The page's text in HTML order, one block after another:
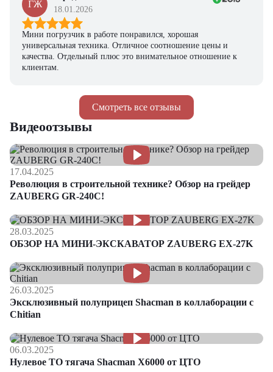
Смотреть все отзывы
ГЖ
18.01.2026
Мини погрузчик в работе понравился, хорошая
универсальная техника. Отличное соотношение цены и
качества. Отдельный плюс это внимательное отношение к
клиентам.
Видеоотзывы
17.04.2025
Революция в строительной технике? Обзор на грейдер
ZAUBERG GR-240C!
28.03.2025
ОБЗОР НА МИНИ-ЭКСКАВАТОР ZAUBERG EX-27K
26.03.2025
Эксклюзивный полуприцеп Shacman в коллаборации с
Chitian
06.03.2025
Нулевое ТО тягача Shacman Х6000 от ЦТО